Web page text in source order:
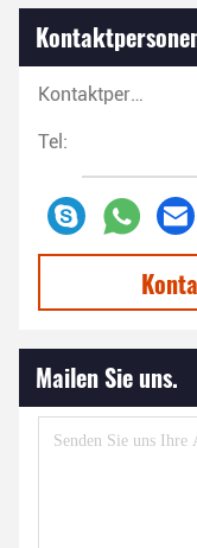
Kontaktpersonen:
Tel:
Mailen Sie uns.